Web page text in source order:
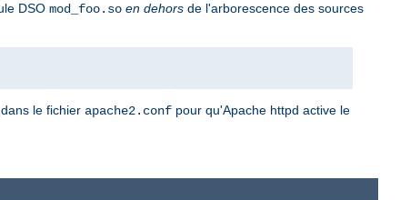
DSO mod_foo.so en dehors de l'arborescence des sources
dans le fichier apache2.conf pour qu'Apache httpd active le